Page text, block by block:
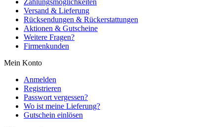
Zahlungsmöglichkeiten
Versand & Lieferung
Rücksendungen & Rückerstattungen
Aktionen & Gutscheine
Weitere Fragen?
Firmenkunden
Mein Konto
Anmelden
Registrieren
Passwort vergessen?
Wo ist meine Lieferung?
Gutschein einlösen